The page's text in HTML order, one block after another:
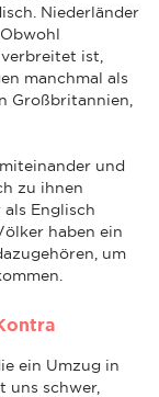
Niederländer
ist,
manchmal als
Großbritannien,
und
zu ihnen
Englisch
haben ein
um
ein Umzug in
uns schwer,